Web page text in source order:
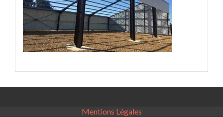
Mentions Légales